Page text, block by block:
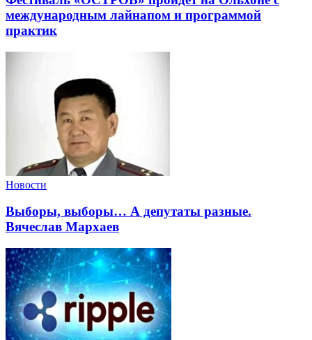
международным лайнапом и программой
практик
Новости
Выборы, выборы… А депутаты разные.
Вячеслав Мархаев